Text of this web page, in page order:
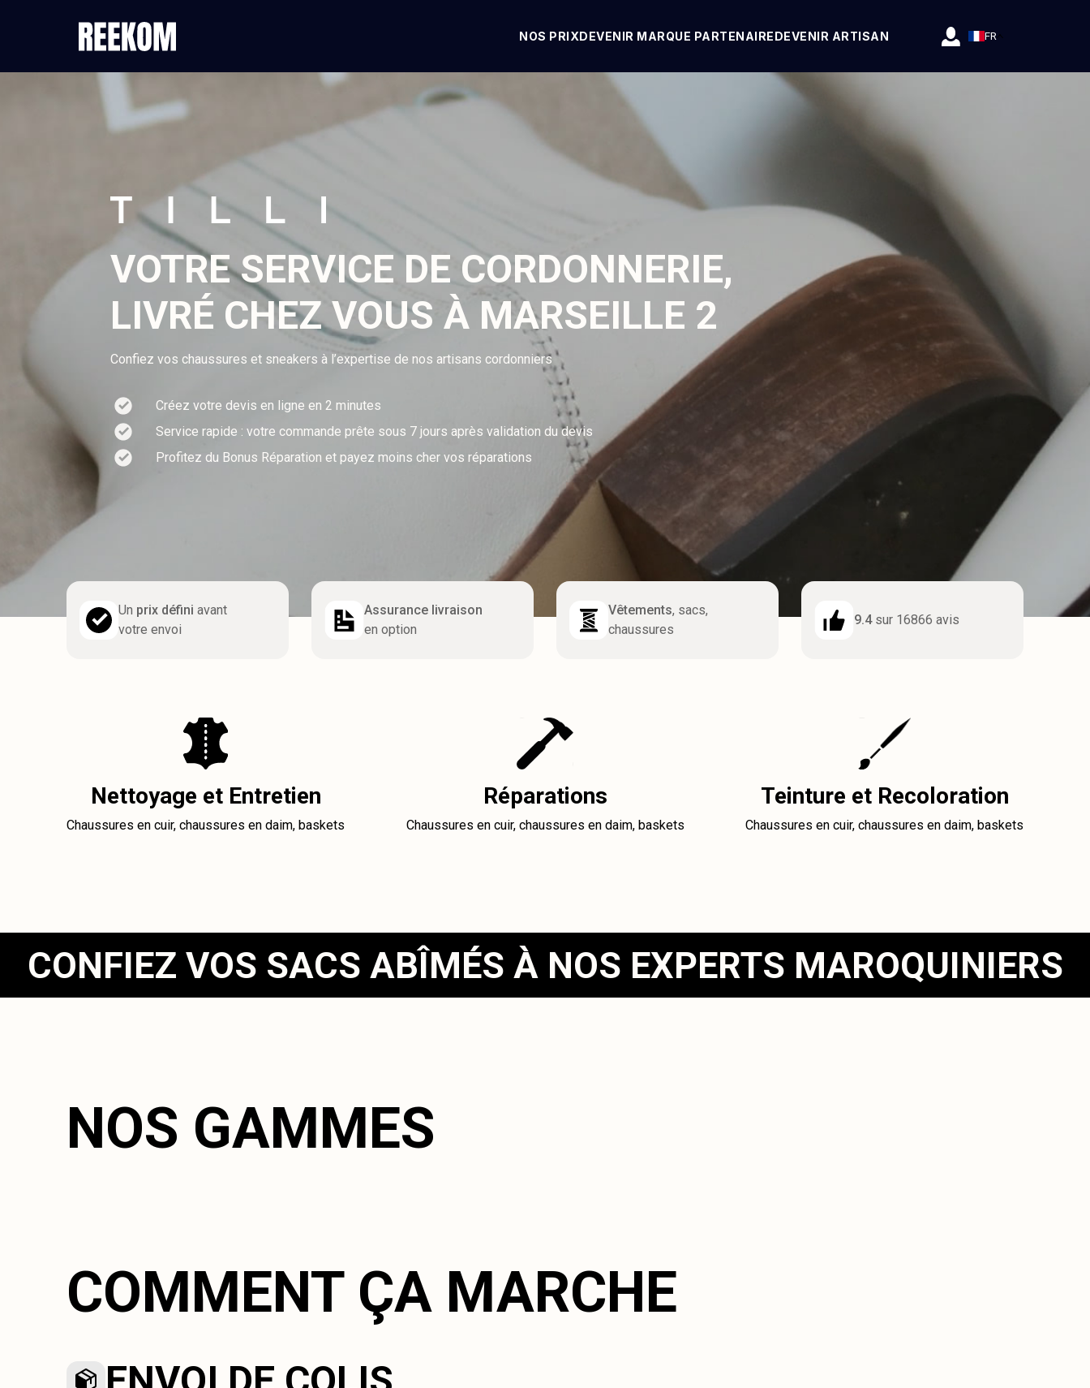
NOS PRIXDEVENIR MARQUE PARTENAIREDEVENIR ARTISAN FR
VOTRE SERVICE DE CORDONNERIE,
LIVRÉ CHEZ VOUS À MARSEILLE 2
Confiez vos chaussures et sneakers à l’expertise de nos artisans cordonniers
Créez votre devis en ligne en 2 minutes
Service rapide : votre commande prête sous 7 jours après validation du devis
Profitez du Bonus Réparation et payez moins cher vos réparations
Un prix défini avant
votre envoi
Assurance livraison
en option
Vêtements, sacs,
chaussures
9.4sur 16866 avis
Nettoyage et Entretien
Chaussures en cuir, chaussures en daim, baskets
Réparations
Chaussures en cuir, chaussures en daim, baskets
Teinture et Recoloration
Chaussures en cuir, chaussures en daim, baskets
CONFIEZ VOS SACS ABÎMÉS À NOS EXPERTS MAROQUINIERS
NOS GAMMES
COMMENT ÇA MARCHE